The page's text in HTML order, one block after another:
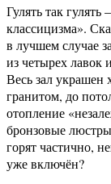
Гулять так
классицизма».
в лучшем случае
из четырех лавок
Весь зал украшен
гранитом, до
отопление
бронзовые
горят частично,
уже включён?